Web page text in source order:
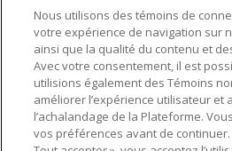
Nous utilisons des témoins de
votre expérience de navigation sur
ainsi que la qualité du contenu et
Avec votre consentement, il est
utilisions également des Témoins
améliorer l’expérience utilisateur et
l’achalandage de la Plateforme.
vos préférences avant de continuer.